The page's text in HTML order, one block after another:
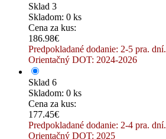
Sklad 3
Skladom: 0 ks
Cena za kus:
186.98€
Predpokladané dodanie: 2-5 pra. dní.
Orientačný DOT: 2024-2026
Sklad 6
Skladom: 0 ks
Cena za kus:
177.45€
Predpokladané dodanie: 2-4 pra. dní.
Orientačný DOT: 2025